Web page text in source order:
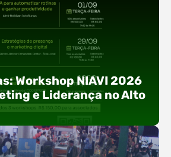
Workshop NIAVI 2026
e Liderança no Alto